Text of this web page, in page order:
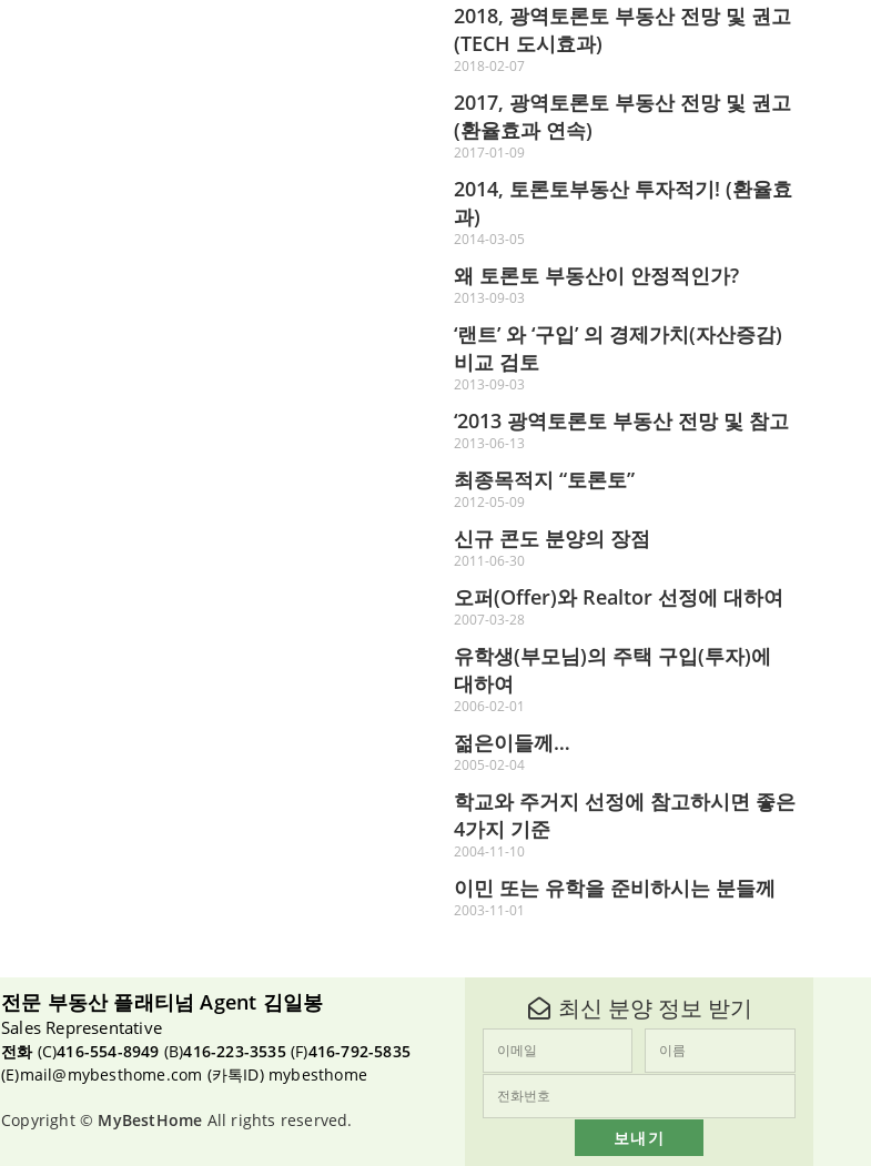
2018, 광역토론토 부동산 전망 및 권고
(TECH 도시효과)
2018-02-07
2017, 광역토론토 부동산 전망 및 권고
(환율효과 연속)
2017-01-09
2014, 토론토부동산 투자적기! (환율효
과)
2014-03-05
왜 토론토 부동산이 안정적인가?
2013-09-03
‘랜트’ 와 ‘구입’ 의 경제가치(자산증감)
비교 검토
2013-09-03
‘2013 광역토론토 부동산 전망 및 참고
2013-06-13
최종목적지 “토론토”
2012-05-09
신규 콘도 분양의 장점
2011-06-30
오퍼(Offer)와 Realtor 선정에 대하여
2007-03-28
유학생(부모님)의 주택 구입(투자)에
대하여
2006-02-01
젊은이들께…
2005-02-04
학교와 주거지 선정에 참고하시면 좋은
4가지 기준
2004-11-10
이민 또는 유학을 준비하시는 분들께
2003-11-01
전문 부동산 플래티넘 Agent 김일봉
Sales Representative
전화(C)416-554-8949 (B)416-223-3535(F)416-792-5835
(E)mail@mybesthome.com (카톡ID) mybesthome
Copyright © MyBestHome All rights reserved.
최신 분양 정보 받기
보내기